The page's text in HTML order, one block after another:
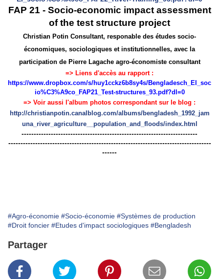
FAP 21 - Socio-economic impact assessment
of the test structure project
Christian Potin Consultant, responable des études socio-
économiques, sociologiques et institutionnelles, avec la
participation de Pierre Lagache agro-économiste consultant
=> Liens d'accès au rapport :
https://www.dropbox.com/s/huy1cckz6b8sy4s/Bengladesch_EI_soc
io%C3%A9co_FAP21_Test-structures_93.pdf?dl=0
=> Voir aussi l'album photos correspondant sur le blog :
http://christianpotin.canalblog.com/albums/bengladesh_1992_jam
una_river_agriculture__population_and_floods/index.html
------------------------------------------------------------------------
-----------------------------------------------------------------------------------
------
#Agro-économie #Socio-économie #Systèmes de production
#Droit foncier #Etudes d'impact sociologiques #Bengladesh
Partager